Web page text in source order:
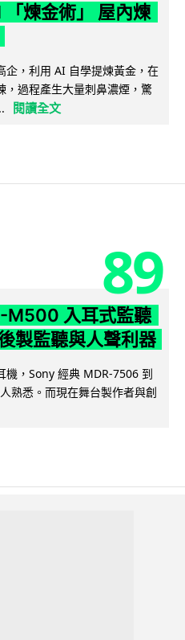
煉金術」 屋內煉
企，利用 AI 自學提煉黃金，在
，過程產生大量刺鼻濃煙，驚
閱讀全文
89
M500 入耳式監聽
製監聽與人聲利器
機，Sony 經典 MDR-7506 到
熟悉。而現在舞台製作者與創